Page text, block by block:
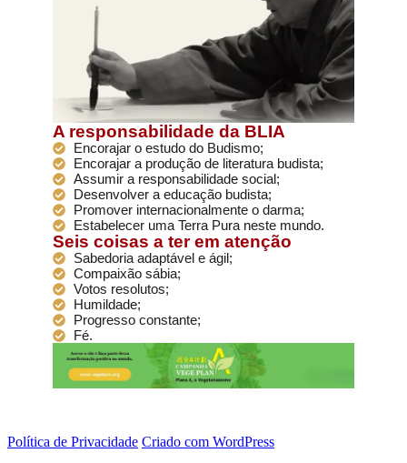
A responsabilidade da BLIA
Encorajar o estudo do Budismo;
Encorajar a produção de literatura budista;
Assumir a responsabilidade social;
Desenvolver a educação budista;
Promover internacionalmente o darma;
Estabelecer uma Terra Pura neste mundo.
Seis coisas a ter em atenção
Sabedoria adaptável e ágil;
Compaixão sábia;
Votos resolutos;
Humildade;
Progresso constante;
Fé.
Política de Privacidade Criado com WordPress